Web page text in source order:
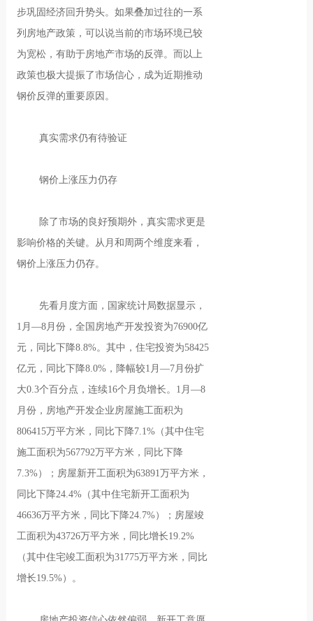
步巩固经济回升势头。如果叠加过往的一系
列房地产政策，可以说当前的市场环境已较
为宽松，有助于房地产市场的反弹。而以上
政策也极大提振了市场信心，成为近期推动
钢价反弹的重要原因。
真实需求仍有待验证
钢价上涨压力仍存
除了市场的良好预期外，真实需求更是
影响价格的关键。从月和周两个维度来看，
钢价上涨压力仍存。
先看月度方面，国家统计局数据显示，
1月—8月份，全国房地产开发投资为76900亿
元，同比下降8.8%。其中，住宅投资为58425
亿元，同比下降8.0%，降幅较1月—7月份扩
大0.3个百分点，连续16个月负增长。1月—8
月份，房地产开发企业房屋施工面积为
806415万平方米，同比下降7.1%（其中住宅
施工面积为567792万平方米，同比下降
7.3%）；房屋新开工面积为63891万平方米，
同比下降24.4%（其中住宅新开工面积为
46636万平方米，同比下降24.7%）；房屋竣
工面积为43726万平方米，同比增长19.2%
（其中住宅竣工面积为31775万平方米，同比
增长19.5%）。